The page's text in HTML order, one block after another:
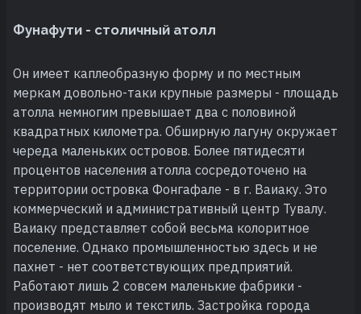
Фунафути - столичный атолл
Он имеет каплеобразную форму и по местным
меркам довольно-таки крупные размеры - площадь
атолла немногим превышает два с половиной
квадратных километра. Обширную лагуну окружает
череда маленьких островов. Более пятидесяти
процентов населения атолла сосредоточено на
территории островка Фонгафале - в г. Ваиаку. Это
коммерческий и административный центр Тувалу.
Ваиаку представляет собой весьма колоритное
поселение. Однако промышленностью здесь и не
пахнет - нет соответствующих предприятий.
Работают лишь 2 совсем маленькие фабрики -
производят мыло и текстиль. Застройка города